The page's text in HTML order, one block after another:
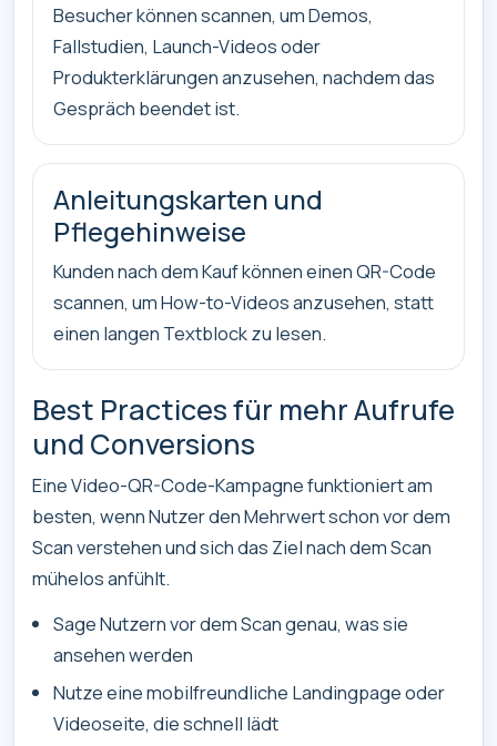
Besucher können scannen, um Demos,
Fallstudien, Launch-Videos oder
Produkterklärungen anzusehen, nachdem das
Gespräch beendet ist.
Anleitungskarten und
Pflegehinweise
Kunden nach dem Kauf können einen QR-Code
scannen, um How-to-Videos anzusehen, statt
einen langen Textblock zu lesen.
Best Practices für mehr Aufrufe
und Conversions
Eine Video-QR-Code-Kampagne funktioniert am
besten, wenn Nutzer den Mehrwert schon vor dem
Scan verstehen und sich das Ziel nach dem Scan
mühelos anfühlt.
Sage Nutzern vor dem Scan genau, was sie
ansehen werden
Nutze eine mobilfreundliche Landingpage oder
Videoseite, die schnell lädt